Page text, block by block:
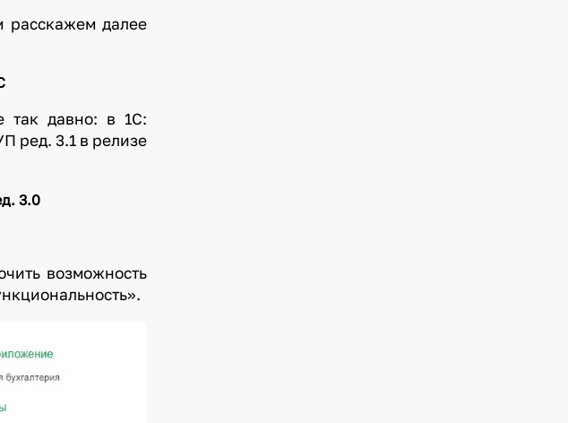
расскажем далее
так давно: в 1С:
ред. 3.1 в релизе
3.0
возможность